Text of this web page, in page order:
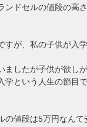
ンドセルの値段の高
すが、私の子供が入
ましたが子供が欲し
学という人生の節目
の値段は5万円なん